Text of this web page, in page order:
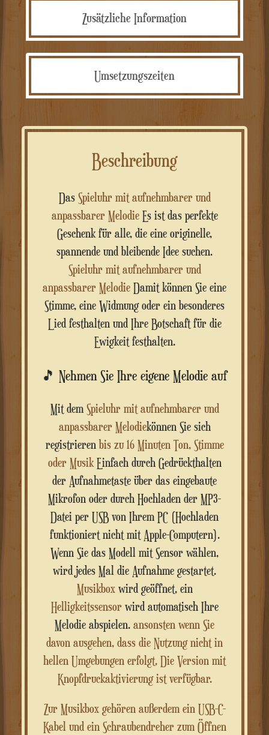
Zusätzliche Information
Umsetzungszeiten
Beschreibung
Das Spieluhr mit aufnehmbarer und
anpassbarer MelodieEs ist das perfekte
Geschenk für alle, die eine originelle,
spannende und bleibende Idee suchen.
Spieluhr mit aufnehmbarer und
anpassbarer Melodie Damit können Sie eine
Stimme, eine Widmung oder ein besonderes
Lied festhalten und Ihre Botschaft für die
Ewigkeit festhalten.
🎵 Nehmen Sie Ihre eigene Melodie auf
Mit dem Spieluhr mit aufnehmbarer und
anpassbarer Melodiekönnen Sie sich
registrierenbis zu 16 Minuten Ton, Stimme
oder MusikEinfach durch Gedrückthalten
der Aufnahmetaste über das eingebaute
Mikrofon oder durch Hochladen der MP3-
Datei per USB von Ihrem PC (Hochladen
funktioniert nicht mit Apple-Computern).
Wenn Sie das Modell mit Sensor wählen,
wird jedes Mal die Aufnahme gestartet.
Musikboxwird geöffnet, ein
Helligkeitssensorwird automatisch Ihre
Melodie abspielen. ansonsten wenn Sie
davon ausgehen, dass die Nutzung nicht in
hellen Umgebungen erfolgt, Die Version mit
Knopfdruckaktivierung ist verfügbar.
Zur Musikbox gehören außerdem ein USB-C-
Kabel und ein Schraubendreher zum Öffnen